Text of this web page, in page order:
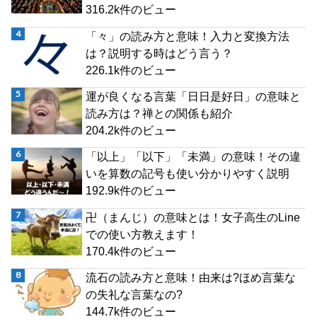
316.2k件のビュー
「々」の読み方と意味！入力と変換方法
は？説明する時はどう言う？
226.1k件のビュー
運が良くなる言葉「日日是好日」の意味と
読み方は？禅との関係も紹介
204.2k件のビュー
「以上」「以下」「未満」の意味！その違
いを算数の記号も使い分かりやすく説明
192.9k件のビュー
卍（まんじ）の意味とは！女子高生のLine
での使い方教えます！
170.4k件のビュー
流石の読み方と意味！由来は?ほめ言葉な
の失礼な言葉なの?
144.7k件のビュー